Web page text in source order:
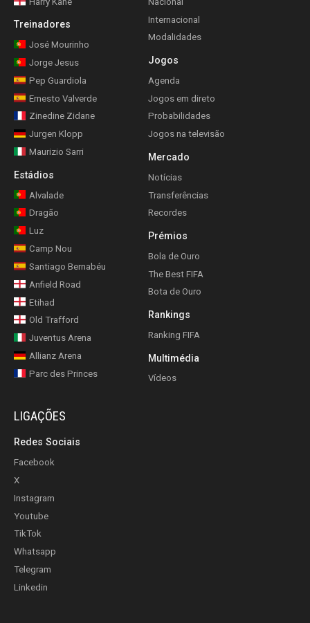
Treinadores
José Mourinho
Jorge Jesus
Pep Guardiola
Ernesto Valverde
Zinedine Zidane
Jurgen Klopp
Maurizio Sarri
Estádios
Alvalade
Dragão
Luz
Camp Nou
Santiago Bernabéu
Anfield Road
Etihad
Old Trafford
Juventus Arena
Allianz Arena
Parc des Princes
Internacional
Modalidades
Jogos
Agenda
Jogos em direto
Probabilidades
Jogos na televisão
Mercado
Notícias
Transferências
Recordes
Prémios
Bola de Ouro
The Best FIFA
Bota de Ouro
Rankings
Ranking FIFA
Multimédia
Vídeos
LIGAÇÕES
Redes Sociais
Facebook
X
Instagram
Youtube
TikTok
Whatsapp
Telegram
Linkedin